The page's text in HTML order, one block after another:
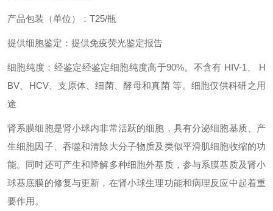
产品包装（单位）：T25/瓶
提供细胞鉴定：提供免疫荧光鉴定报告
细胞纯度：经鉴定经鉴定细胞纯度高于90%。不含有 HIV-1、 H
BV、HCV、支原体、细菌、酵母和真菌 等。细胞仅供科研之用
途
肾系膜细胞是肾小球内非常活跃的细胞，具有分泌细胞基质、产
生细胞因子、吞噬和清除大分子物质及类似平滑肌细胞收缩的功
能。同时还可产生和降解多种细胞外基质，参与系膜基质及肾小
球基底膜的修复与更新，在肾小球生理功能和病理反应中起着重
要作用。